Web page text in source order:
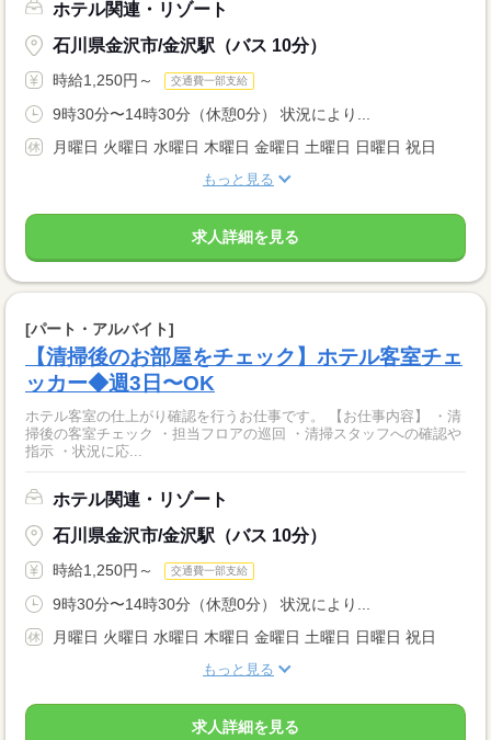
ホテル関連・リゾート
石川県金沢市/金沢駅（バス 10分）
時給1,250円～ 交通費一部支給
9時30分〜14時30分（休憩0分） 状況により...
月曜日 火曜日 水曜日 木曜日 金曜日 土曜日 日曜日 祝日
もっと見る
求人詳細を見る
[パート・アルバイト]
【清掃後のお部屋をチェック】ホテル客室チェ
ッカー◆週3日〜OK
ホテル客室の仕上がり確認を行うお仕事です。 【お仕事内容】 ・清
掃後の客室チェック ・担当フロアの巡回 ・清掃スタッフへの確認や
指示 ・状況に応...
ホテル関連・リゾート
石川県金沢市/金沢駅（バス 10分）
時給1,250円～ 交通費一部支給
9時30分〜14時30分（休憩0分） 状況により...
月曜日 火曜日 水曜日 木曜日 金曜日 土曜日 日曜日 祝日
もっと見る
求人詳細を見る